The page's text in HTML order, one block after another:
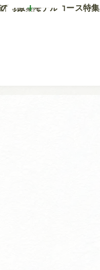
住のご案内
竹原 モデルコース特集